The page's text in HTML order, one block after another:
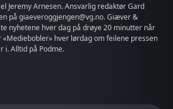
Jeremy Arnesen. Ansvarlig redaktør Gard
på giaeveroggjengen@vg.no. Giæver &
nyhetene hver dag på drøye 20 minutter når
hver lørdag om feilene pressen
i. Alltid på Podme.